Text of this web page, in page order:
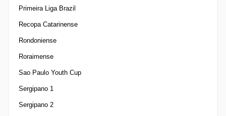
Primeira Liga Brazil
Recopa Catarinense
Rondoniense
Roraimense
Sao Paulo Youth Cup
Sergipano 1
Sergipano 2